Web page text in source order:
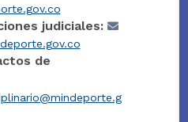
judiciales:
de